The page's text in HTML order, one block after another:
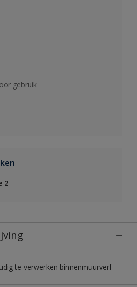
gebruik
2
te verwerken binnenmuurverf